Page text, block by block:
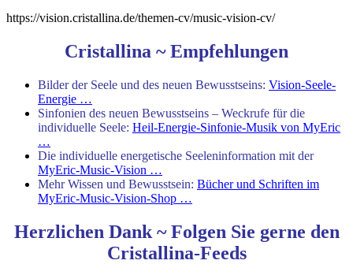
https://vision.cristallina.de/themen-cv/music-vision-cv/
Cristallina ~ Empfehlungen
Bilder der Seele und des neuen Bewusstseins: Vision-Seele-
Energie …
Sinfonien des neuen Bewusstseins – Weckrufe für die
individuelle Seele: Heil-Energie-Sinfonie-Musik von MyEric
…
Die individuelle energetische Seeleninformation mit der
MyEric-Music-Vision …
Mehr Wissen und Bewusstsein: Bücher und Schriften im
MyEric-Music-Vision-Shop …
Herzlichen Dank ~ Folgen Sie gerne den
Cristallina-Feeds